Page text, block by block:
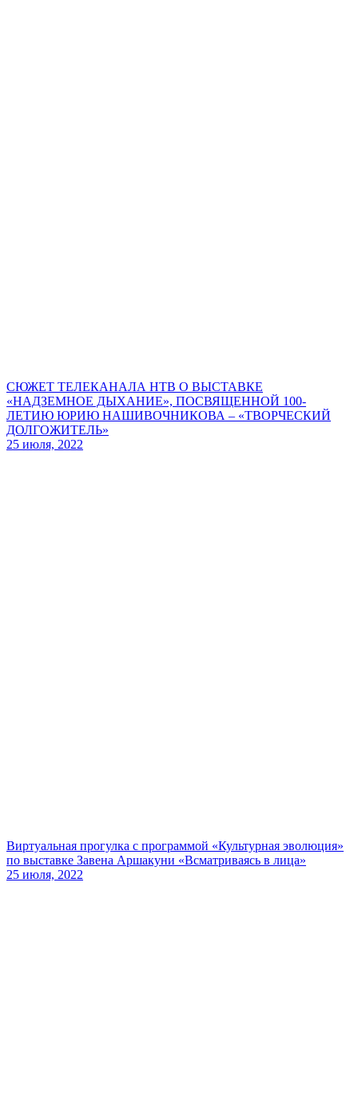
СЮЖЕТ ТЕЛЕКАНАЛА НТВ О ВЫСТАВКЕ
«НАДЗЕМНОЕ ДЫХАНИЕ», ПОСВЯЩЕННОЙ 100-
ЛЕТИЮ ЮРИЮ НАШИВОЧНИКОВА – «ТВОРЧЕСКИЙ
ДОЛГОЖИТЕЛЬ»
25 июля, 2022
Виртуальная прогулка с программой «Культурная эволюция»
по выставке Завена Аршакуни «Всматриваясь в лица»
25 июля, 2022